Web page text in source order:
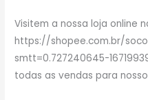
Visitem a nossa loja online
https://shopee.com.br/
smtt=0.727240645-
todas as vendas para